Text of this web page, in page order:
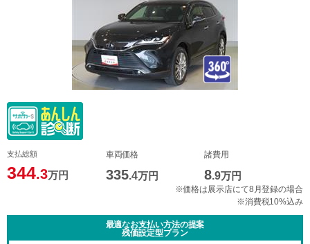
支払総額
344.3万円
車両価格
335.4万円
諸費用
8.9万円
※価格は展示店にて8月登録の場合
※消費税10%込み
最適なお支払い方法の提案
残価設定型プラン